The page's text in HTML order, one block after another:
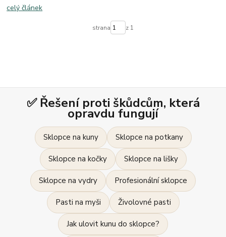
celý článek
strana z 1
✅ Řešení proti škůdcům, která
opravdu fungují
Sklopce na kuny Sklopce na potkany
Sklopce na kočky Sklopce na lišky
Sklopce na vydry Profesionální sklopce
Pasti na myši Živolovné pasti
Jak ulovit kunu do sklopce?